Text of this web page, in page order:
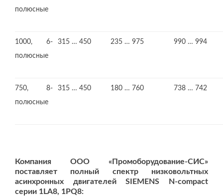
полюсные
1000, 6-
полюсные
315 … 450 235 … 975 990 … 994
750, 8-
полюсные
315 … 450 180 … 760 738 … 742
Компания ООО «Промоборудование-СИС»
поставляет полный спектр низковольтных
асинхронных двигателей SIEMENS N-compact
серии 1LA8, 1PQ8: